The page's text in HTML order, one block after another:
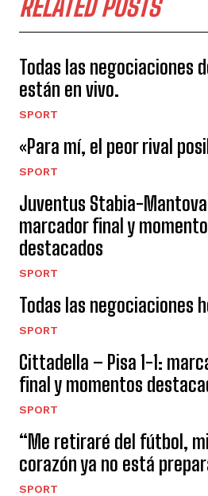
RELATED POSTS
Todas las negociaciones
están en vivo.
SPORT
«Para mí, el peor rival
SPORT
Juventus Stabia-
marcador final y
destacados
SPORT
Todas las negociaciones
SPORT
Cittadella – Pisa 1-1:
final y momentos
SPORT
“Me retiraré del fútbol, ​​mi
corazón ya no está
SPORT